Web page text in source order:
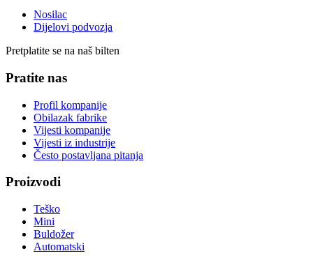
Nosilac
Dijelovi podvozja
Pretplatite se na naš bilten
Pratite nas
Profil kompanije
Obilazak fabrike
Vijesti kompanije
Vijesti iz industrije
Često postavljana pitanja
Proizvodi
Teško
Mini
Buldožer
Automatski